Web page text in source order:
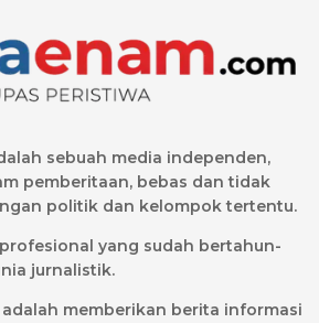
sebuah media independen,
pemberitaan, bebas dan tidak
politik dan kelompok tertentu.
yang sudah bertahun-
jurnalistik.
memberikan berita informasi